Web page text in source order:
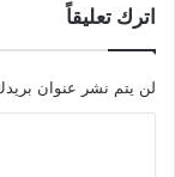
اترك تعليقاً
لن يتم نشر عنوان